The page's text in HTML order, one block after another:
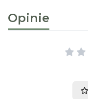
Opinie